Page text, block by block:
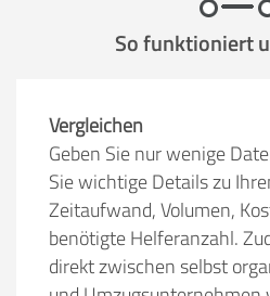
So funktioniert
Vergleichen
Geben Sie nur wenige
Sie wichtige Details zu
Zeitaufwand, Volumen,
benötigte Helferanzahl.
direkt zwischen selbst